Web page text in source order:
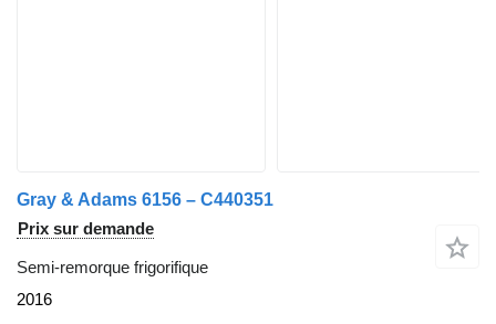
Gray & Adams 6156 – C440351
Prix sur demande
Semi-remorque frigorifique
2016